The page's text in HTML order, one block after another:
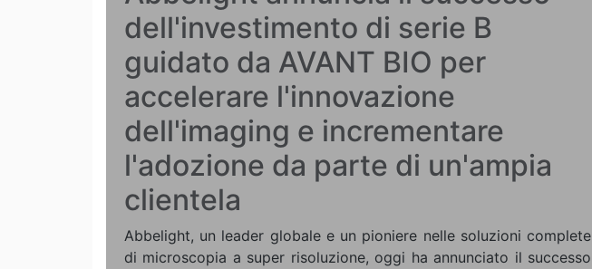
dell'investimento di serie B
guidato da AVANT BIO per
accelerare l'innovazione
dell'imaging e incrementare
l'adozione da parte di un'ampia
clientela
Abbelight, un leader globale e un pioniere nelle soluzioni complete
di microscopia a super risoluzione, oggi ha annunciato il successo